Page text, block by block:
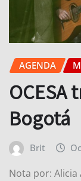
AGENDA
OCESA
Bogotá
Brit
Nota por: Alicia